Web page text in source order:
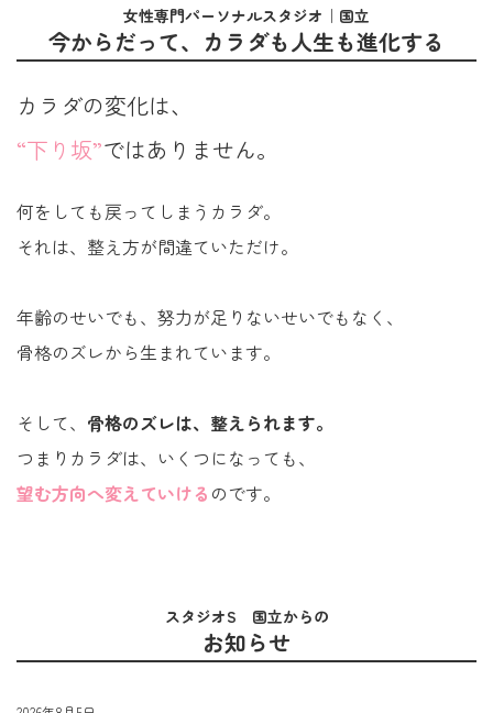
女性専門パーソナルスタジオ｜国立
今からだって、カラダも人生も進化する
カラダの変化は、
“下り坂”ではありません。
何をしても戻ってしまうカラダ。
それは、整え方が間違ていただけ。
年齢のせいでも、努力が足りないせいでもなく、
骨格のズレから生まれています。
そして、 骨格のズレは、整えられます。
つまりカラダは、いくつになっても、
望む方向へ変えていける のです。
スタジオS 国立からの
お知らせ